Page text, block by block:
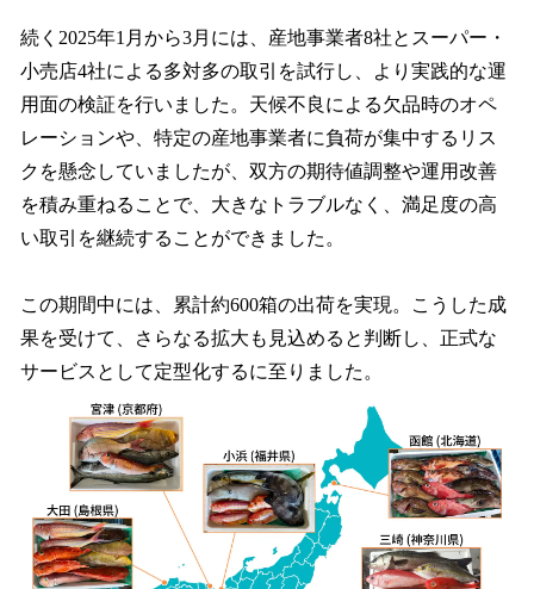
続く2025年1⽉から3⽉には、産地事業者8社とスーパー・
⼩売店4社による多対多の取引を試⾏し、より実践的な運
⽤⾯の検証を⾏いました。天候不良による⽋品時のオペ
レーションや、特定の産地事業者に負荷が集中するリス
クを懸念していましたが、双⽅の期待値調整や運⽤改善
を積み重ねることで、⼤きなトラブルなく、満⾜度の⾼
い取引を継続することができました。
この期間中には、累計約600箱の出荷を実現。こうした成
果を受けて、さらなる拡⼤も⾒込めると判断し、正式な
サービスとして定型化するに⾄りました。